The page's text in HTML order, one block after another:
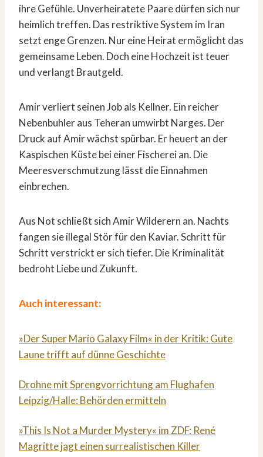
ihre Gefühle. Unverheiratete Paare dürfen sich nur
heimlich treffen. Das restriktive System im Iran
setzt enge Grenzen. Nur eine Heirat ermöglicht das
gemeinsame Leben. Doch eine Hochzeit ist teuer
und verlangt Brautgeld.
Amir verliert seinen Job als Kellner. Ein reicher
Nebenbuhler aus Teheran umwirbt Narges. Der
Druck auf Amir wächst spürbar. Er heuert an der
Kaspischen Küste bei einer Fischerei an. Die
Meeresverschmutzung lässt die Einnahmen
einbrechen.
Aus Not schließt sich Amir Wilderern an. Nachts
fangen sie illegal Stör für den Kaviar. Schritt für
Schritt verstrickt er sich tiefer. Die Kriminalität
bedroht Liebe und Zukunft.
Auch interessant:
»Der Super Mario Galaxy Film« in der Kritik: Gute
Laune trifft auf dünne Geschichte
Drohne mit Sprengvorrichtung am Flughafen
Leipzig/Halle: Behörden ermitteln
»This Is Not a Murder Mystery« im ZDF: René
Magritte jagt einen surrealistischen Killer